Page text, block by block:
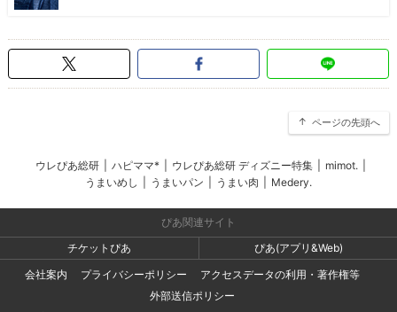
ページの先頭へ
ウレぴあ総研 ハピママ* ウレぴあ総研 ディズニー特集 mimot.
うまいめし
うまいパン うまい肉 Medery.
ぴあ関連サイト
チケットぴあ
ぴあ(アプリ&Web)
会社案内
プライバシーポリシー
アクセスデータの利用・著作権等
外部送信ポリシー